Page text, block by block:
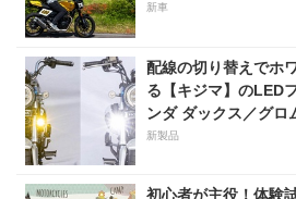
新車
配線の切り替えでホ
る【キジマ】のLED
ンダ ダックス／グロ
新製品
初心者が主役！体験